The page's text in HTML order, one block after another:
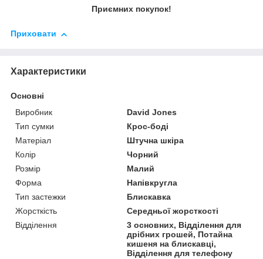
Приємних покупок!
Приховати
Характеристики
Основні
Виробник
David Jones
Тип сумки
Крос-боді
Матеріал
Штучна шкіра
Колір
Чорний
Розмір
Малий
Форма
Напівкругла
Тип застежки
Блискавка
Жорсткість
Середньої жорсткості
Відділення
3 основних, Відділення для
дрібних грошей, Потайна
кишеня на блискавці,
Відділення для телефону